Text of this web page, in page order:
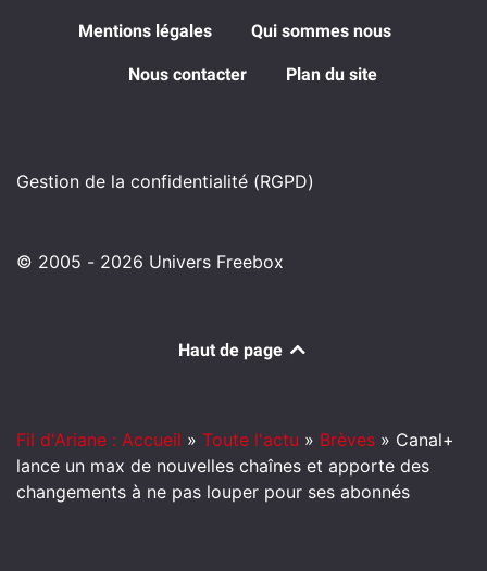
Mentions légales Qui sommes nous
Nous contacter Plan du site
Gestion de la confidentialité (RGPD)
© 2005 - 2026 Univers Freebox
Haut de page
Fil d'Ariane : Accueil » Toute l'actu » Brèves » Canal+
lance un max de nouvelles chaînes et apporte des
changements à ne pas louper pour ses abonnés